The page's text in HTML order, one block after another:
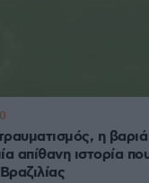
η βαριά
απίθανη ιστορία